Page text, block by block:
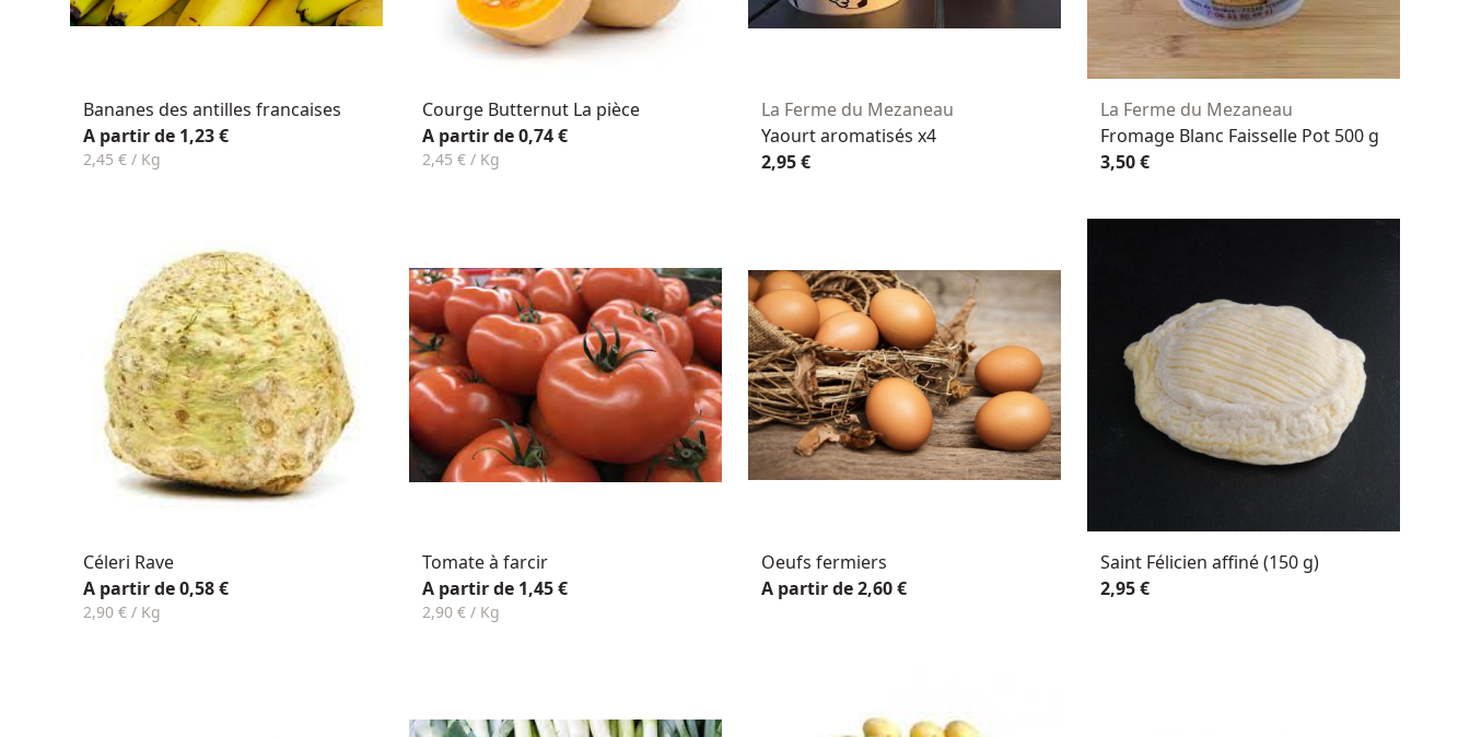
Bananes des antilles francaises
A partir de 1,23 €
2,45 € / Kg
Courge Butternut La pièce
A partir de 0,74 €
2,45 € / Kg
La Ferme du Mezaneau
Yaourt aromatisés x4
2,95 €
La Ferme du Mezaneau
Fromage Blanc Faisselle Pot 500 g
3,50 €
Céleri Rave
A partir de 0,58 €
2,90 € / Kg
Tomate à farcir
A partir de 1,45 €
2,90 € / Kg
Oeufs fermiers
A partir de 2,60 €
Saint Félicien affiné (150 g)
2,95 €